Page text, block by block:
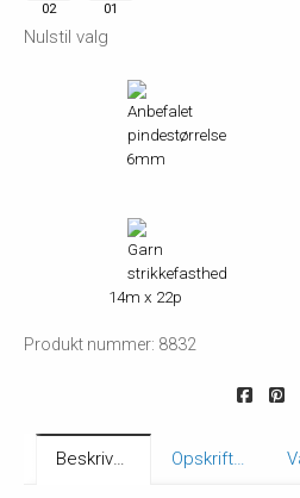
02 01
Nulstil valg
6mm
14m x 22p
Produkt nummer: 8832
Beskrivelse Opskrifter